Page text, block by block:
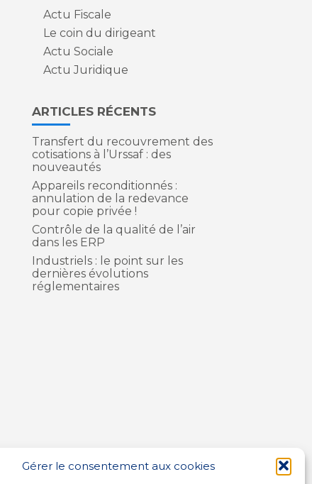
Gérer le consentement aux cookies
Actu Fiscale
Le coin du dirigeant
Actu Sociale
Actu Juridique
ARTICLES RÉCENTS
Transfert du recouvrement des
cotisations à l’Urssaf : des
nouveautés
Appareils reconditionnés :
annulation de la redevance
pour copie privée !
Contrôle de la qualité de l’air
dans les ERP
Industriels : le point sur les
dernières évolutions
réglementaires